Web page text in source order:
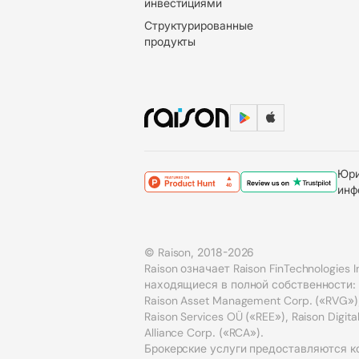
инвестициями
Структурированные
продукты
© Raison, 2018-2026
Raison означает Raison
находящиеся в полной собственности:
Raison Asset Management Corp.
Raison Services OÜ («REE»), Raison
Alliance Corp. («RCA»).
Брокерские услуги предоставляются